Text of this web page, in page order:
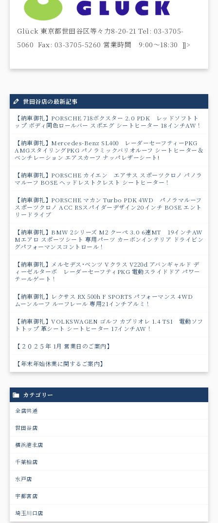
Glück 東京都世田谷区等々力8-20-21 Tel: 03-3705-
5060 Fax: 03-3705-5260 営業時間 9:00〜18:30 ]]>
世田谷店の最新記事
【納車御礼】PORSCHE 718ボクスター 2.0 PDK レッドソフトト
ップ ボディ同色ロールバー スポエグ シートヒーター 18インチAW！
【納車御礼】Mercedes-Benz SL400 レーダーセーフティーPKG
AMGスタイリングPKG パノラミックバリオルーフ シートヒーター＆
ベンチレーション エアスカーフ ナッパレザーシート!
【納車御礼】PORSCHE カイエン エアサス スポーツクロノ パノラ
マルーフ BOSE ヘッドレストクレスト シートヒーター！
【納車御礼】PORSCHE マカン Turbo PDK 4WD パノラマルーフ
スポーツクロノ ACC RSスパイダーデザイン20インチ BOSE エント
リードライブ
【納車御礼】BMW 2シリーズ M2 クーペ 3.0 6速MT 19インチAW
Mエアロ スポーツシート 専用パーツ カーボンインテリア ドライビン
グパフォーマンスコントロール！
【納車御礼】メルセデス･ベンツ Vクラス V220d アバンギャルド デ
ィーゼルターボ レーダーセーフティPKG 電動スライドドア パワ－
テールゲート！
【納車御礼】レクサス RX 500h F SPORTS パフォーマンス 4WD
ムーンルーフ ルーフレール 専用21インチアルミ！
【納車御礼】VOLKSWAGEN ゴルフ カブリオレ 1.4 TSI 電動ソフ
トトップ 革シート シートヒーター 17インチAW！
【２０２５年 1月 営業日のご案内】
【年末年始休業に関するご案内】
カテゴリー
全店共通
世田谷店
横浜港北店
千葉柏店
水戸店
宇都宮店
埼玉川口店